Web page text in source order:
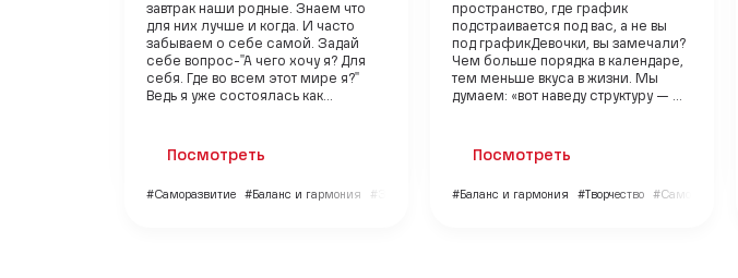
завтрак наши родные. Знаем что
для них лучше и когда. И часто
забываем о себе самой. Задай
себе вопрос-"А чего хочу я? Для
себя. Где во всем этот мире я?"
Ведь я уже состоялась как...
Посмотреть
#Саморазвитие #Баланс и гармония #Здоровье
пространство, где график
подстраивается под вас, а не вы
под графикДевочки, вы замечали?
Чем больше порядка в календаре,
тем меньше вкуса в жизни. Мы
думаем: «вот наведу структуру — ...
Посмотреть
#Баланс и гармония #Творчество #Саморазвитие